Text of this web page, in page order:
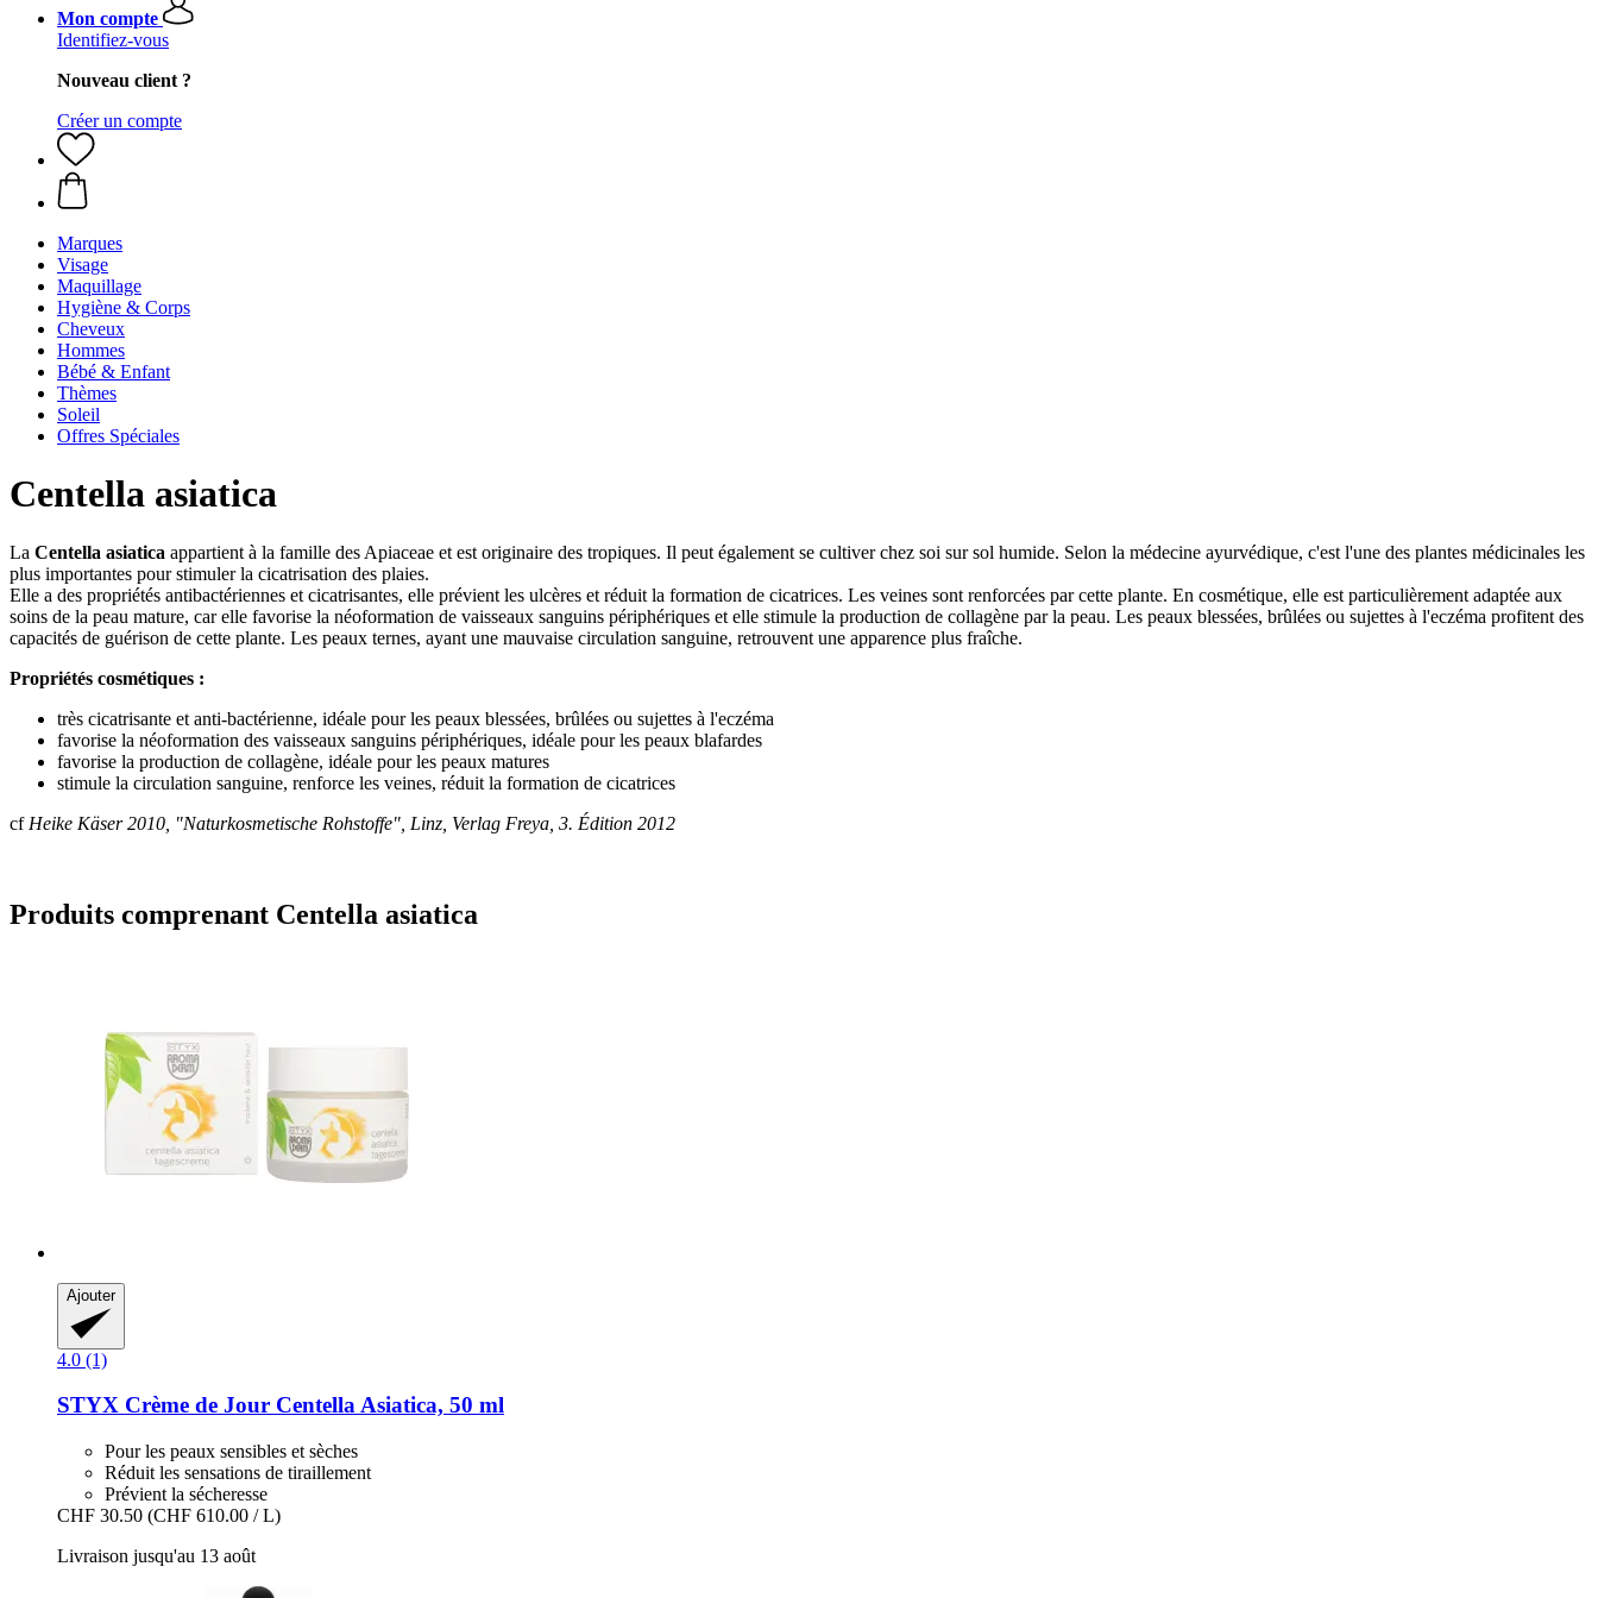
Mon compte
Identifiez-vous
Nouveau client ?
Créer un compte
Marques
Visage
Maquillage
Hygiène & Corps
Cheveux
Hommes
Bébé & Enfant
Thèmes
Soleil
Offres Spéciales
Centella asiatica
La Centella asiatica appartient à la famille des Apiaceae et est originaire des tropiques. Il peut également se cultiver chez soi sur sol humide. Selon la médecine ayurvédique, c'est l'une des plantes médicinales les
plus importantes pour stimuler la cicatrisation des plaies.
Elle a des propriétés antibactériennes et cicatrisantes, elle prévient les ulcères et réduit la formation de cicatrices. Les veines sont renforcées par cette plante. En cosmétique, elle est particulièrement adaptée aux
soins de la peau mature, car elle favorise la néoformation de vaisseaux sanguins périphériques et elle stimule la production de collagène par la peau. Les peaux blessées, brûlées ou sujettes à l'eczéma profitent des
capacités de guérison de cette plante. Les peaux ternes, ayant une mauvaise circulation sanguine, retrouvent une apparence plus fraîche.
Propriétés cosmétiques :
très cicatrisante et anti-bactérienne, idéale pour les peaux blessées, brûlées ou sujettes à l'eczéma
favorise la néoformation des vaisseaux sanguins périphériques, idéale pour les peaux blafardes
favorise la production de collagène, idéale pour les peaux matures
stimule la circulation sanguine, renforce les veines, réduit la formation de cicatrices
cf Heike Käser 2010, "Naturkosmetische Rohstoffe", Linz, Verlag Freya, 3. Édition 2012
Produits comprenant Centella asiatica
Ajouter
4.0 (1)
STYX Crème de Jour Centella Asiatica, 50 ml
Pour les peaux sensibles et sèches
Réduit les sensations de tiraillement
Prévient la sécheresse
CHF 30.50 (CHF 610.00 / L)
Livraison jusqu'au 13 août